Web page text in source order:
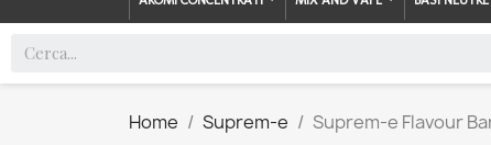
Home Suprem-e Suprem-e Flavour